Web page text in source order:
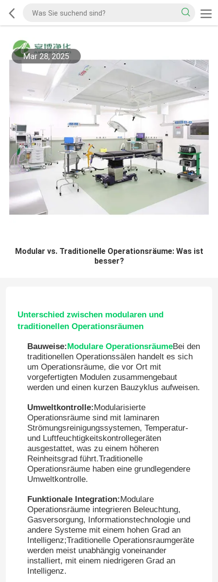
Mar 28, 2025
Modular vs. Traditionelle Operationsräume: Was ist
besser?
Unterschied zwischen modularen und
traditionellen Operationsräumen
Bauweise:Modulare OperationsräumeBei den
traditionellen Operationssälen handelt es sich
um Operationsräume, die vor Ort mit
vorgefertigten Modulen zusammengebaut
werden und einen kurzen Bauzyklus aufweisen.
Umweltkontrolle:Modularisierte
Operationsräume sind mit laminaren
Strömungsreinigungssystemen, Temperatur-
und Luftfeuchtigkeitskontrollegeräten
ausgestattet, was zu einem höheren
Reinheitsgrad führt.Traditionelle
Operationsräume haben eine grundlegendere
Umweltkontrolle.
Funktionale Integration:Modulare
Operationsräume integrieren Beleuchtung,
Gasversorgung, Informationstechnologie und
andere Systeme mit einem hohen Grad an
Intelligenz;Traditionelle Operationsraumgeräte
werden meist unabhängig voneinander
installiert, mit einem niedrigeren Grad an
Intelligenz.